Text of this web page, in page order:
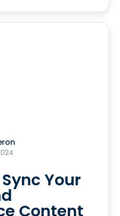
Your
Content